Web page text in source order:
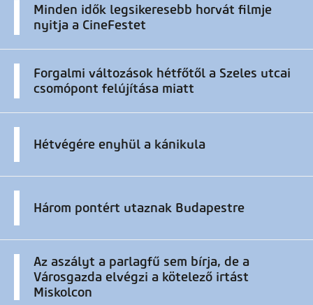
Minden idők legsikeresebb horvát filmje
nyitja a CineFestet
Forgalmi változások hétfőtől a Szeles utcai
csomópont felújítása miatt
Hétvégére enyhül a kánikula
Három pontért utaznak Budapestre
Az aszályt a parlagfű sem bírja, de a
Városgazda elvégzi a kötelező irtást
Miskolcon